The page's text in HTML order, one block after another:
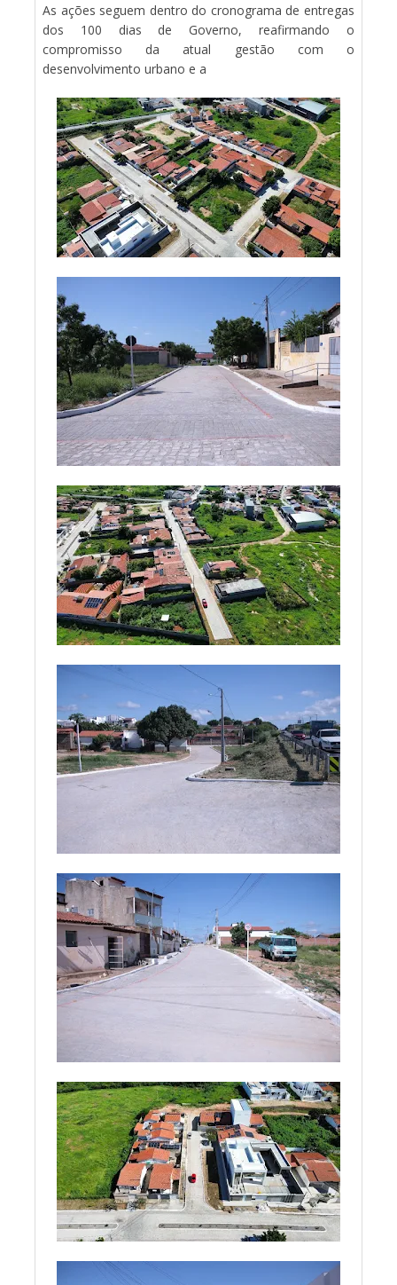
As ações seguem dentro do cronograma de entregas
dos 100 dias de Governo, reafirmando o
compromisso da atual gestão com o
desenvolvimento urbano e a